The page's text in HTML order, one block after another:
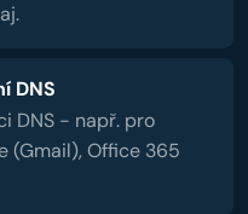
DNS
DNS - např. pro
(Gmail), Office 365